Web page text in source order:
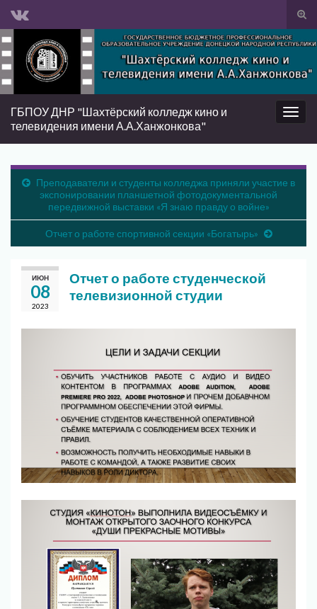
Вкл/
Search for:
Вкл/
ГБПОУ ДНР "Шахтёрский колледж кино и
телевидения имени А.А.Ханжонкова"
Преподаватели и студенты колледжа приняли участие в
экспонировании планшетной фотодокументальной
передвижной выставки «Я знаю правду о войне»
Отчет о работе спортивной секции «Богатырь»
ИЮН
08
2023
Отчет о работе студенческой
телевизионной студии